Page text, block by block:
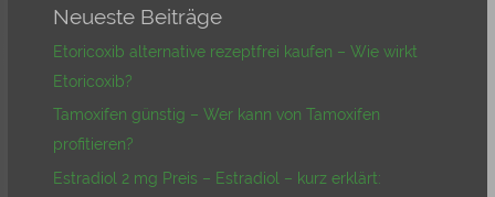
Neueste Beiträge
Etoricoxib alternative rezeptfrei kaufen – Wie wirkt
Etoricoxib?
Tamoxifen günstig – Wer kann von Tamoxifen
profitieren?
Estradiol 2 mg Preis – Estradiol – kurz erklärt: